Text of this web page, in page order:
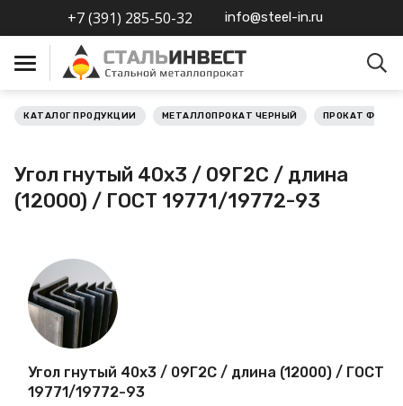
+7 (391) 285-50-32 info@steel-in.ru
Металлопрокат
нержавеющий
Металлопрокат
калиброванный
КАТАЛОГ ПРОДУКЦИИ МЕТАЛЛОПРОКАТ ЧЕРНЫЙ ПРОКАТ
Угол гнутый 40х3 / 09Г2С / длина
(12000) / ГОСТ 19771/19772-93
Угол гнутый 40х3 / 09Г2С / длина (12000) / ГОСТ
19771/19772-93